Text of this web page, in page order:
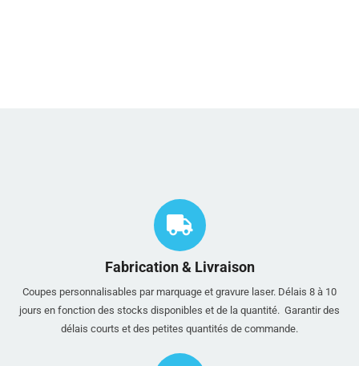
Fabrication & Livraison
Coupes personnalisables par marquage et gravure laser. Délais 8 à 10
jours en fonction des stocks disponibles et de la quantité. Garantir des
délais courts et des petites quantités de commande.